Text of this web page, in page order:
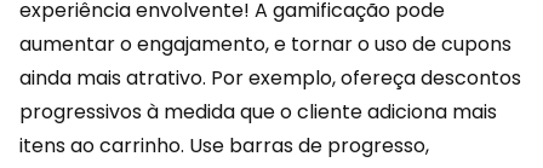
experiência envolvente! A gamificação pode
aumentar o engajamento, e tornar o uso de cupons
ainda mais atrativo. Por exemplo, ofereça descontos
progressivos à medida que o cliente adiciona mais
itens ao carrinho. Use barras de progresso,